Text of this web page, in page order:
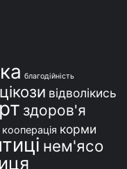
благодійність
відволікись
здоров'я
кооперація корми
нем'ясо